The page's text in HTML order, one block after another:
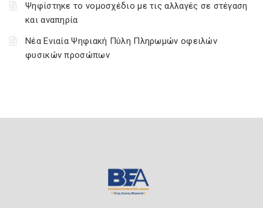
Ψηφίστηκε το νομοσχέδιο με τις αλλαγές σε στέγαση
και αναπηρία
Νέα Ενιαία Ψηφιακή Πύλη Πληρωμών οφειλών
φυσικών προσώπων